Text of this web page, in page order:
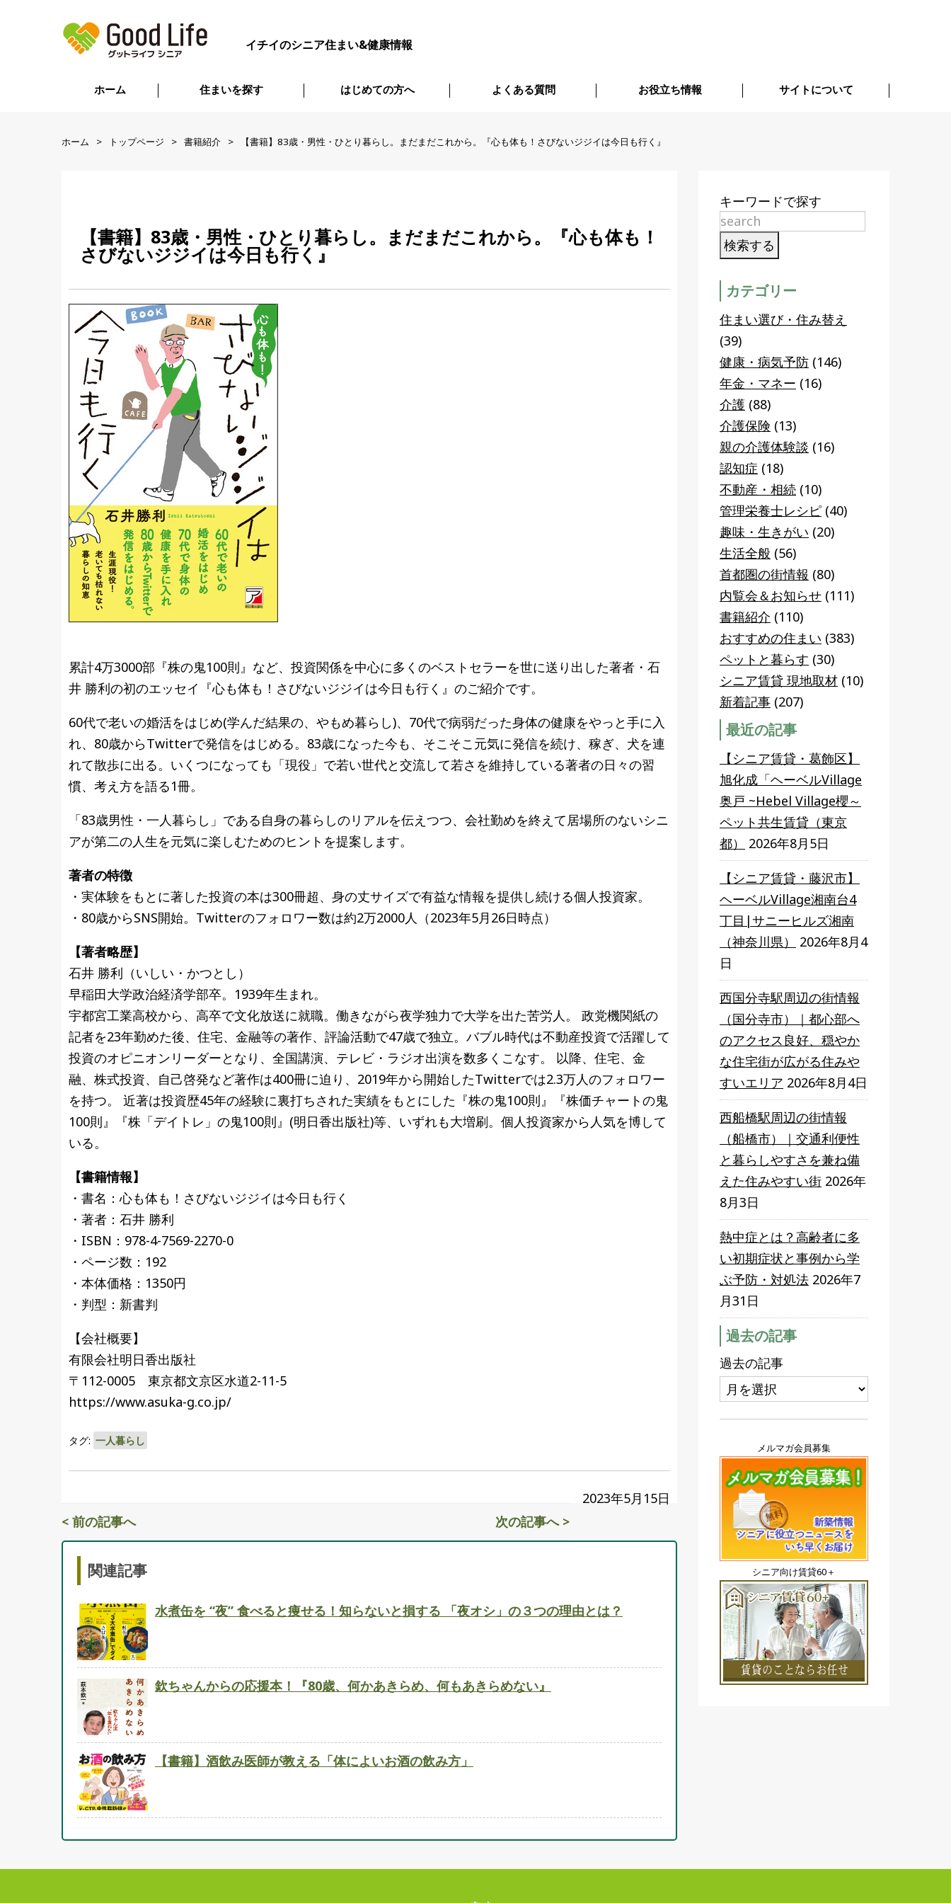
イチイのシニア住まい&健康情報
ホーム 住まいを探す はじめての方へ よくある質問 お役立ち情報 サイトについて
ホーム トップページ 書籍紹介 【書籍】83歳・男性・ひとり暮らし。まだまだこれから。『心も体も！さびないジジイは今日も行く』
【書籍】83歳・男性・ひとり暮らし。まだまだこれから。『心も体も！
さびないジジイは今日も行く』
累計4万3000部『株の鬼100則』など、投資関係を中心に多くのベストセラーを世に送り出した著者・石
井 勝利の初のエッセイ『心も体も！さびないジジイは今日も行く』のご紹介です。
60代で老いの婚活をはじめ(学んだ結果の、やもめ暮らし)、70代で病弱だった身体の健康をやっと手に入
れ、80歳からTwitterで発信をはじめる。83歳になった今も、そこそこ元気に発信を続け、稼ぎ、犬を連
れて散歩に出る。いくつになっても「現役」で若い世代と交流して若さを維持している著者の日々の習
慣、考え方を語る1冊。
「83歳男性・一人暮らし」である自身の暮らしのリアルを伝えつつ、会社勤めを終えて居場所のないシニ
アが第二の人生を元気に楽しむためのヒントを提案します。
著者の特徴
・実体験をもとに著した投資の本は300冊超、身の丈サイズで有益な情報を提供し続ける個人投資家。
・80歳からSNS開始。Twitterのフォロワー数は約2万2000人（2023年5月26日時点）
【著者略歴】
石井 勝利（いしい・かつとし）
早稲田大学政治経済学部卒。1939年生まれ。
宇都宮工業高校から、高卒で文化放送に就職。働きながら夜学独力で大学を出た苦労人。 政党機関紙の
記者を23年勤めた後、住宅、金融等の著作、評論活動で47歳で独立。バブル時代は不動産投資で活躍して
投資のオピニオンリーダーとなり、全国講演、テレビ・ラジオ出演を数多くこなす。 以降、住宅、金
融、株式投資、自己啓発など著作は400冊に迫り、2019年から開始したTwitterでは2.3万人のフォロワー
を持つ。 近著は投資歴45年の経験に裏打ちされた実績をもとにした『株の鬼100則』『株価チャートの鬼
100則』『株「デイトレ」の鬼100則』(明日香出版社)等、いずれも大増刷。個人投資家から人気を博して
いる。
【書籍情報】
・書名：心も体も！さびないジジイは今日も行く
・著者：石井 勝利
・ISBN：978-4-7569-2270-0
・ページ数：192
・本体価格：1350円
・判型：新書判
【会社概要】
有限会社明日香出版社
〒112-0005 東京都文京区水道2-11-5
https://www.asuka-g.co.jp/
タグ: 一人暮らし
2023年5月15日
< 前の記事へ
次の記事へ >
関連記事
水煮缶を “夜” 食べると痩せる！知らないと損する 「夜オシ」の３つの理由とは？
欽ちゃんからの応援本！『80歳、何かあきらめ、何もあきらめない』
【書籍】酒飲み医師が教える「体によいお酒の飲み方」
キーワードで探す
カテゴリー
住まい選び・住み替え
(39)
健康・病気予防 (146)
年金・マネー (16)
介護 (88)
介護保険 (13)
親の介護体験談 (16)
認知症 (18)
不動産・相続 (10)
管理栄養士レシピ (40)
趣味・生きがい (20)
生活全般 (56)
首都圏の街情報 (80)
内覧会＆お知らせ (111)
書籍紹介 (110)
おすすめの住まい (383)
ペットと暮らす (30)
シニア賃貸 現地取材 (10)
新着記事 (207)
最近の記事
【シニア賃貸・葛飾区】
旭化成「ヘーベルVillage
奥戸 ~Hebel Village櫻～
ペット共生賃貸（東京
都）
2026年8月5日
【シニア賃貸・藤沢市】
ヘーベルVillage湘南台4
丁目|サニーヒルズ湘南
（神奈川県）
2026年8月4
日
西国分寺駅周辺の街情報
（国分寺市）｜都心部へ
のアクセス良好、穏やか
な住宅街が広がる住みや
すいエリア 2026年8月4日
西船橋駅周辺の街情報
（船橋市）｜交通利便性
と暮らしやすさを兼ね備
えた住みやすい街 2026年
8月3日
熱中症とは？高齢者に多
い初期症状と事例から学
ぶ予防・対処法 2026年7
月31日
過去の記事
過去の記事
メルマガ会員募集
シニア向け賃貸60＋